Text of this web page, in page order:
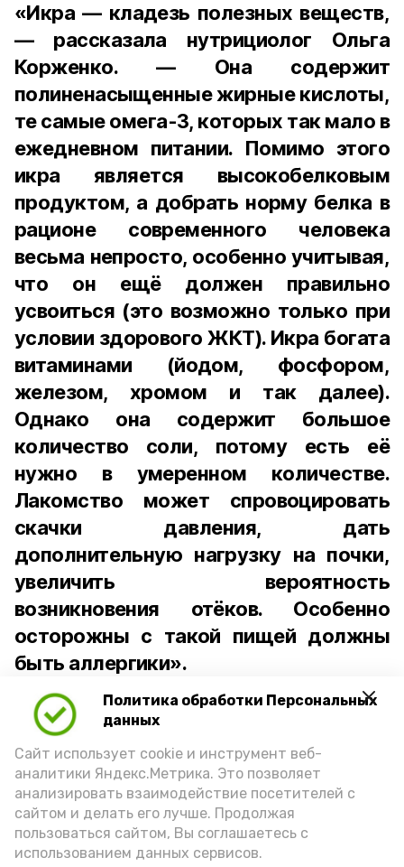
Политика обработки Персональных
данных
Сайт использует cookie и инструмент веб-
аналитики Яндекс.Метрика. Это позволяет
анализировать взаимодействие посетителей с
сайтом и делать его лучше. Продолжая
пользоваться сайтом, Вы соглашаетесь с
использованием данных сервисов.
«Икра — кладезь полезных веществ,
— рассказала нутрициолог Ольга
Корженко. — Она содержит
полиненасыщенные жирные кислоты,
те самые омега-3, которых так мало в
ежедневном питании. Помимо этого
икра является высокобелковым
продуктом, а добрать норму белка в
рационе современного человека
весьма непросто, особенно учитывая,
что он ещё должен правильно
усвоиться (это возможно только при
условии здорового ЖКТ). Икра богата
витаминами (йодом, фосфором,
железом, хромом и так далее).
Однако она содержит большое
количество соли, потому есть её
нужно в умеренном количестве.
Лакомство может спровоцировать
скачки давления, дать
дополнительную нагрузку на почки,
увеличить вероятность
возникновения отёков. Особенно
осторожны с такой пищей должны
быть аллергики».
Для взрослого человека безопасной
порцией икры считается 30-50 граммов
(2-3 ложки). При этом следует обратить
внимание на хлеб, с которым она
подаётся: лучше выбирать
цельнозерновой, с мукой грубого
помола. Есть икру следует в первой